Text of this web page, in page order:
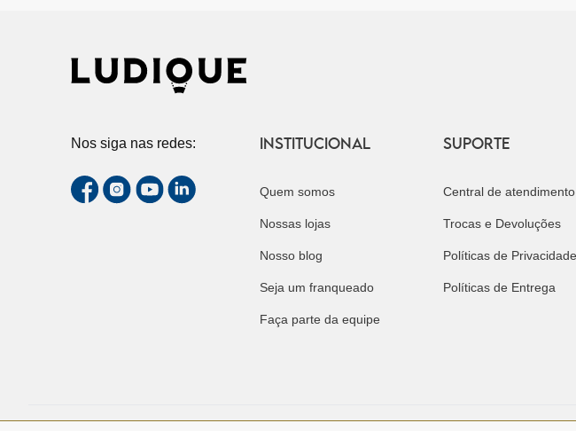
Nos siga nas redes: INSTITUCIONAL
Quem somos
Nossas lojas
Nosso blog
Seja um franqueado
Faça parte da equipe
SUPORTE
Central de atendimento
Trocas e Devoluções
Políticas de Privacidade
Políticas de Entrega